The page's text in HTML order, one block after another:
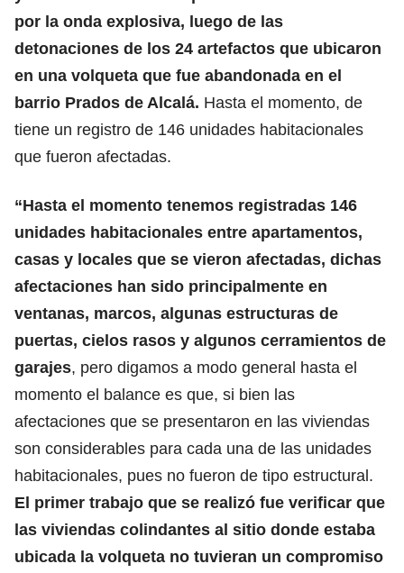
por la onda explosiva, luego de las
detonaciones de los 24 artefactos que ubicaron
en una volqueta que fue abandonada en el
barrio Prados de Alcalá. Hasta el momento, de
tiene un registro de 146 unidades habitacionales
que fueron afectadas.
“Hasta el momento tenemos registradas 146
unidades habitacionales entre apartamentos,
casas y locales que se vieron afectadas, dichas
afectaciones han sido principalmente en
ventanas, marcos, algunas estructuras de
puertas, cielos rasos y algunos cerramientos de
garajes, pero digamos a modo general hasta el
momento el balance es que, si bien las
afectaciones que se presentaron en las viviendas
son considerables para cada una de las unidades
habitacionales, pues no fueron de tipo estructural.
El primer trabajo que se realizó fue verificar que
las viviendas colindantes al sitio donde estaba
ubicada la volqueta no tuvieran un compromiso